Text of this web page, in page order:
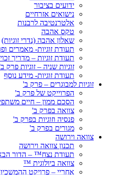
ידועים בציבור
נישואים אזרחיים
אלטרנטיבה לרבנות
טקס אהבה
שאלון אהבה (נדרי זוגיות)
תעודת זוגיות- מאמרים
תעודת זוגיות – מדריך
זוגיות שניה – זוגיות פרק
תעודת זוגיות- מידע נוסף
זוגיות למבוגרים – פרק ב'
הפרוייקט של פרק ב'
הסכם ממון – חיים
צוואה בפרק ב'
פנסיה וזוגיות בפרק ב'
מגורים בפרק ב'
צוואה וירושה
תכנון צוואה וירושה
תעודת נצח™ – הדור
צוואה ביולוגית ™
אחריי – פרויקט